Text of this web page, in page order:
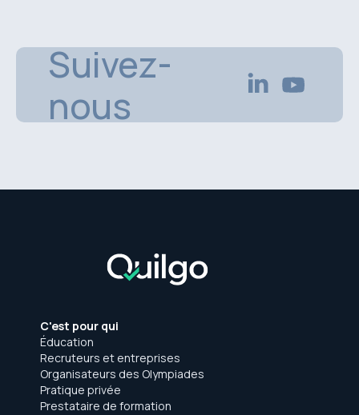
Suivez-
nous
C'est pour qui
Éducation
Recruteurs et entreprises
Organisateurs des Olympiades
Pratique privée
Prestataire de formation